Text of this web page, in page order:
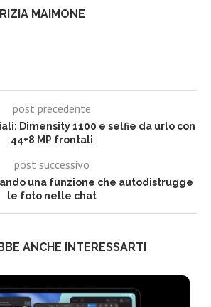
MAIMONE
post precedente
Dimensity 1100 e selfie da urlo con
44+8 MP frontali
post successivo
una funzione che autodistrugge
le foto nelle chat
ANCHE INTERESSARTI